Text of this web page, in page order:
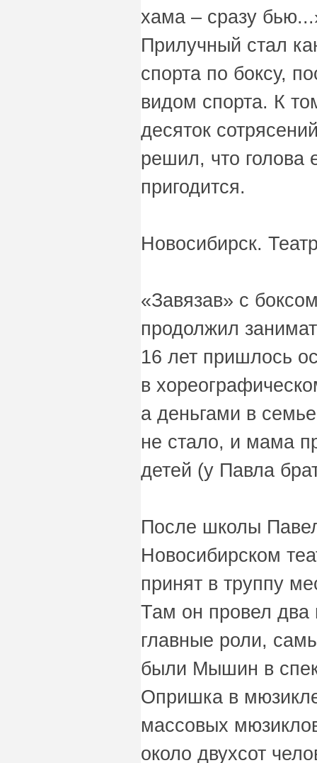
хама – сразу
Прилучный стал
спорта по боксу,
видом спорта. К
десяток
решил, что голова
пригодится.
Новосибирск.
«Завязав» с
продолжил
16 лет пришлось
в
а деньгами в
не стало, и мама
детей (у Павла
После школы
Новосибирском
принят в труппу
Там он провел два
главные роли,
были Мышин в
Опришка в
массовых
около двухсот